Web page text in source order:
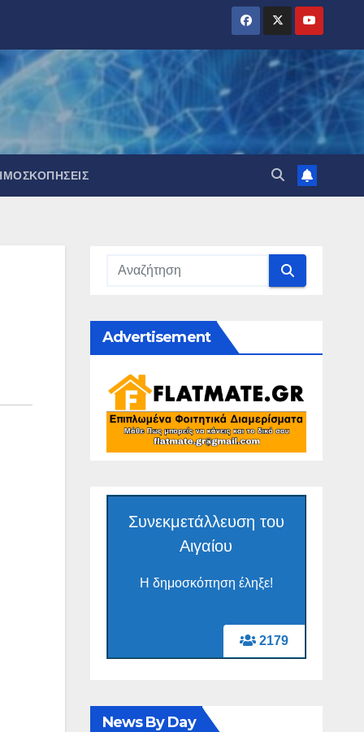
Advertisement
2179
Συνεκμετάλλευση του
Αιγαίου
Η δημοσκόπηση έληξε!
News By Day